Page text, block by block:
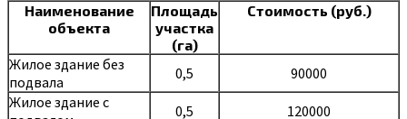
Наименование
объекта
Площадь
участка
(га)
Стоимость (руб.)
Жилое здание без
подвала
0,5
90000
Жилое здание с
0,5
120000